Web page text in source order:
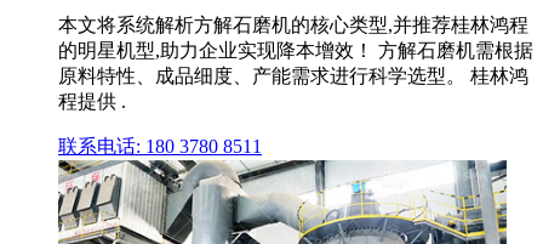
本文将系统解析方解石磨机的核心类型,并推荐桂林鸿程
的明星机型,助力企业实现降本增效！ 方解石磨机需根据
原料特性、成品细度、产能需求进行科学选型。 桂林鸿
程提供 .
联系电话: 180 3780 8511